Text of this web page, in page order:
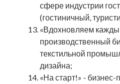
сфере индустрии
(гостиничный,
«Вдохновляем
производственный
текстильной
дизайна;
«На старт!» - бизнес-